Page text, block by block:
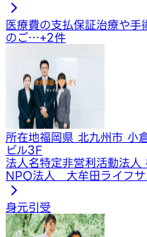
医療費の支払保証治療や手
のご…+2件
所在地福岡県 北九州市 小
ビル3F
法人名特定非営利活動法人
NPO法人 大牟田ライフサ
身元引受